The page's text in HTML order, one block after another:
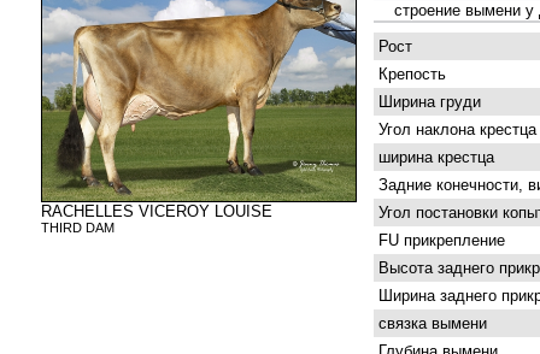
RACHELLES VICEROY LOUISE
THIRD DAM
строение вымени у
Рост
Крепость
Ширина груди
Угол наклона крестца
ширина крестца
Задние конечности,
Угол постановки
FU прикрепление
Высота заднего
Ширина заднего
связка вымени